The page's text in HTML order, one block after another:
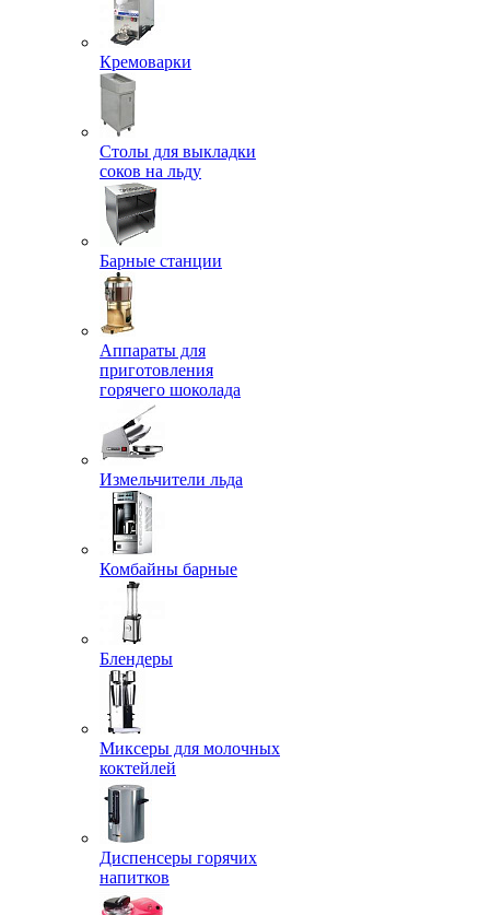
Кремоварки
Столы для выкладки
соков на льду
Барные станции
Аппараты для
приготовления
горячего шоколада
Измельчители льда
Комбайны барные
Блендеры
Миксеры для молочных
коктейлей
Диспенсеры горячих
напитков